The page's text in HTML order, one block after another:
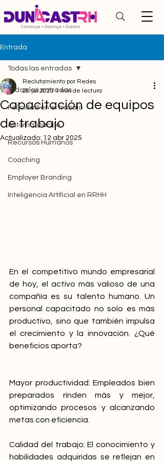
Entrada
Todas las entradas
Felicidad en el trabajo
Automatización
Recursos Humanos
Coaching
Employer Branding
Inteligencia Artificial en RRHH
Todas las entradas
Capacitación de equipos
de trabajo
Reclutamiento por Redes
28 jul 2023 1 min de lectura
Actualizado: 12 abr 2025
En el competitivo mundo empresarial
de hoy, el activo más valioso de una
compañía es su talento humano. Un
personal capacitado no solo es más
productivo, sino que también impulsa
el crecimiento y la innovación. ¿Qué
beneficios aporta?
Mayor productividad: Empleados bien
preparados rinden más y mejor,
optimizando procesos y alcanzando
metas con eficiencia.
Calidad del trabajo: El conocimiento y
habilidades adquiridas se reflejan en